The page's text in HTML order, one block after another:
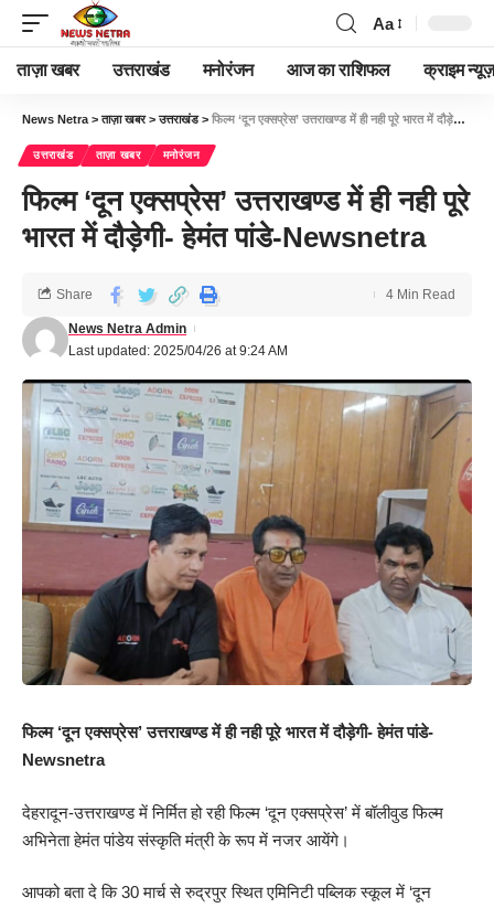
Aa
ताज़ा खबर उत्तराखंड मनोरंजन आज का राशिफल क्राइम न्यूज़
News Netra >ताज़ा खबर>उत्तराखंड> फिल्म ‘दून एक्सप्रेस’ उत्तराखण्ड में ही नही पूरे भारत में दौड़ेगी- हेमंत पांडे-Newsnetra
उत्तराखंड ताज़ा खबर मनोरंजन
फिल्म ‘दून एक्सप्रेस’ उत्तराखण्ड में ही नही पूरे
भारत में दौड़ेगी- हेमंत पांडे-Newsnetra
Last updated: 2025/04/26 at 9:24 AM
News Netra Admin
Share 4 Min Read
फिल्म ‘दून एक्सप्रेस’ उत्तराखण्ड में ही नही पूरे भारत में दौड़ेगी- हेमंत पांडे-
Newsnetra
देहरादून-उत्तराखण्ड में निर्मित हो रही फिल्म ‘दून एक्सप्रेस’ में बॉलीवुड फिल्म
अभिनेता हेमंत पांडेय संस्कृति मंत्री के रूप में नजर आयेंगे।
आपको बता दे कि 30 मार्च से रुद्रपुर स्थित एमिनिटी पब्लिक स्कूल में ‘दून